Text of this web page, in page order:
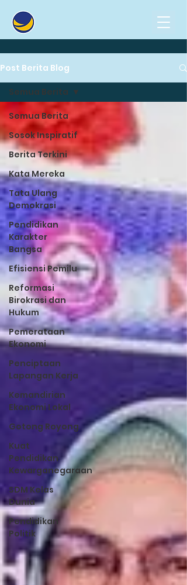
Post Berita Blog
Semua Berita
Sosok Inspiratif
Berita Terkini
Kata Mereka
Tata Ulang
Demokrasi
Pendidikan
Karakter
Bangsa
Efisiensi Pemilu
Reformasi
Birokrasi dan
Hukum
Pemerataan
Ekonomi
Penciptaan
Lapangan Kerja
Kemandirian
Ekonomi Lokal
Gotong Royong
Kuat
Pendidikan
Kewarganegaraan
SDM Kelas
Dunia
Pendidikan
Politik
Semua Berita